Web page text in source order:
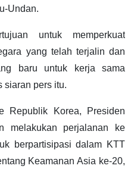
Undan.
untuk memperkuat
yang telah terjalin dan
baru untuk kerja sama
siaran pers itu.
Republik Korea, Presiden
melakukan perjalanan ke
berpartisipasi dalam KTT
Keamanan Asia ke-20,